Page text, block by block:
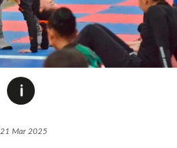
21 Mar 2025